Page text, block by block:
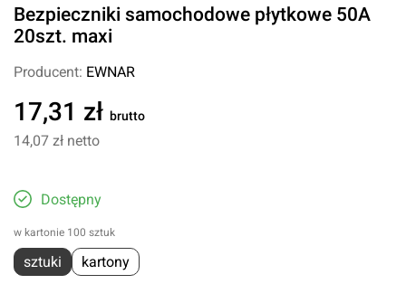
Bezpieczniki samochodowe płytkowe 50A
20szt. maxi
Producent: EWNAR
17,31 zł brutto
14,07 zł netto
Dostępny
w kartonie 100 sztuk
sztuki kartony